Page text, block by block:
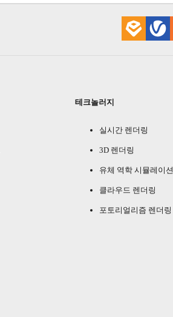
테크놀러지
실시간 렌더링
3D 렌더링
유체 역학 시뮬레이션
클라우드 렌더링
포토리얼리즘 렌더링